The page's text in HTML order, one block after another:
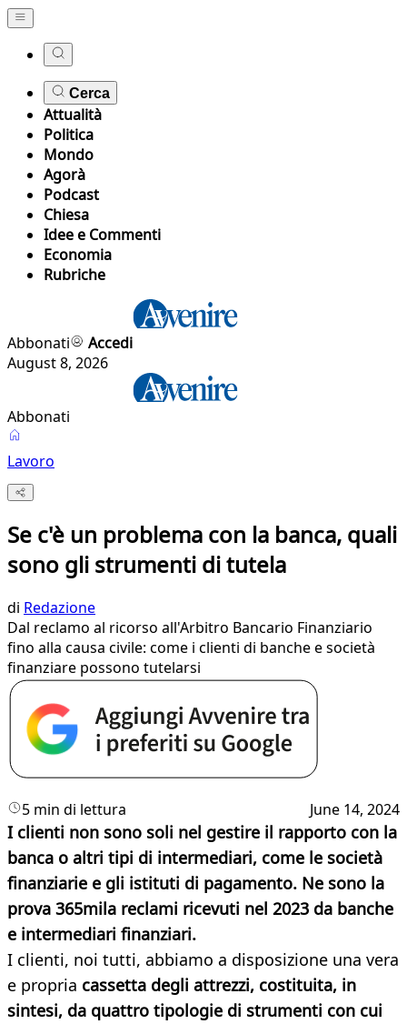
Cerca
Attualità
Politica
Mondo
Agorà
Podcast
Chiesa
Idee e Commenti
Economia
Rubriche
Abbonati
Accedi
August 8, 2026
Abbonati
Lavoro
Se c'è un problema con la banca, quali
sono gli strumenti di tutela
di Redazione
Dal reclamo al ricorso all'Arbitro Bancario Finanziario
fino alla causa civile: come i clienti di banche e società
finanziare possono tutelarsi
5 min di lettura June 14, 2024
I clienti non sono soli nel gestire il rapporto con la
banca o altri tipi di intermediari, come le società
finanziarie e gli istituti di pagamento. Ne sono la
prova 365mila reclami ricevuti nel 2023 da banche
e intermediari finanziari.
I clienti, noi tutti, abbiamo a disposizione una vera
e propria cassetta degli attrezzi, costituita, in
sintesi, da quattro tipologie di strumenti con cui